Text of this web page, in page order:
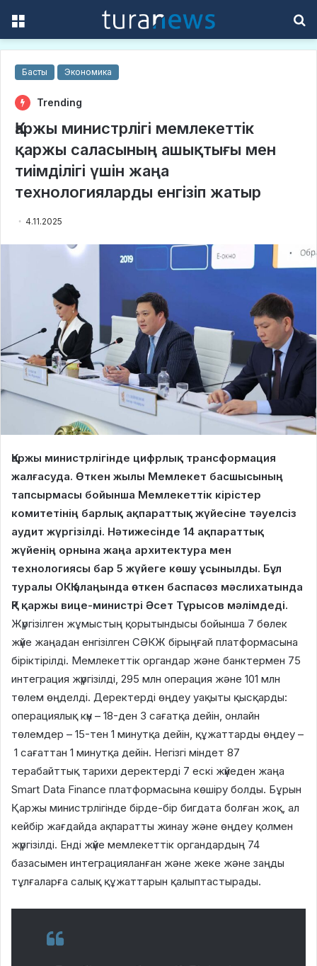
Басты Экономика
Trending
Қаржы министрлігі мемлекеттік
қаржы саласының ашықтығы мен
тиімділігі үшін жаңа
технологияларды енгізіп жатыр
4.11.2025
Қаржы министрлігінде цифрлық трансформация
жалғасуда. Өткен жылы Мемлекет басшысының
тапсырмасы бойынша Мемлекеттік кірістер
комитетінің барлық ақпараттық жүйесіне тәуелсіз
аудит жүргізілді. Нәтижесінде 14 ақпараттық
жүйенің орнына жаңа архитектура мен
технологиясы бар 5 жүйеге көшу ұсынылды. Бұл
туралы ОКҚ алаңында өткен баспасөз мәслихатында
ҚР қаржы вице-министрі Әсет Тұрысов мәлімдеді.
Жүргізілген жұмыстың қорытындысы бойынша 7 бөлек
жүйе жаңадан енгізілген СӘКЖ бірыңғай платформасына
біріктірілді. Мемлекеттік органдар және банктермен 75
интеграция жүргізілді, 295 млн операция және 101 млн
төлем өңделді. Деректерді өңдеу уақыты қысқарды:
операциялық күн – 18-ден 3 сағатқа дейін, онлайн
төлемдер – 15-тен 1 минутқа дейін, құжаттарды өңдеу –
1 сағаттан 1 минутқа дейін. Негізгі міндет 87
терабайттық тарихи деректерді 7 ескі жүйеден жаңа
Smart Data Finance платформасына көшіру болды. Бұрын
Қаржы министрлігінде бірде-бір бигдата болған жоқ, ал
кейбір жағдайда ақпаратты жинау және өңдеу қолмен
жүргізілді. Енді жүйе мемлекеттік органдардың 74
базасымен интеграцияланған және жеке және заңды
тұлғаларға салық құжаттарын қалыптастырады.